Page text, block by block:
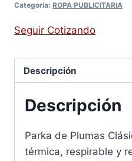
Categoría: ROPA PUBLICITARIA
Seguir Cotizando
Descripción
Descripción
Parka de Plumas
térmica, respirable y